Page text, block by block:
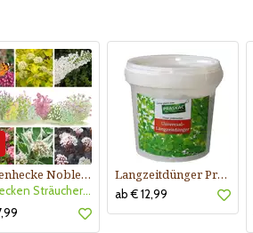
Blütenhecke Nobless-Kollektion Nr. 402
10 Hecken Sträucher - für 10 lfm Blütenhecke - Blühend März - Oktober
Langzeitdünger Praskac
ab € 12,99